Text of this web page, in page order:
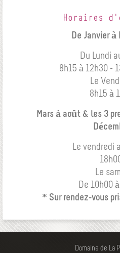
Horaires
De Janvier à
Du Lundi
8h15 à 12h30 -
Le
8h15 à
Mars à août & les 3
Le vendredi
Le
De 10h00
* Sur rendez-vous
Domaine de La